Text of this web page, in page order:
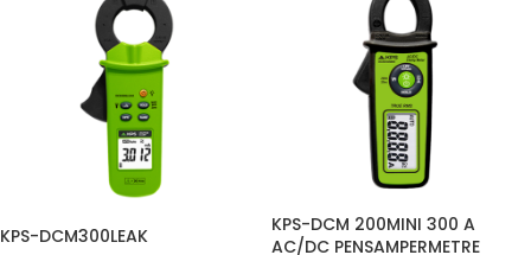
KPS-DCM300LEAK
KPS-DCM 200MINI 300 A
AC/DC PENSAMPERMETRE